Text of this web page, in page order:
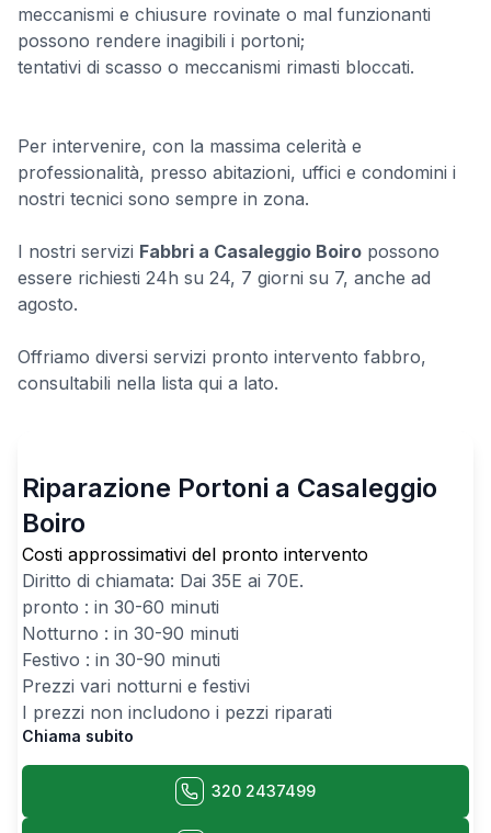
meccanismi e chiusure rovinate o mal funzionanti
possono rendere inagibili i portoni;
tentativi di scasso o meccanismi rimasti bloccati.
Per intervenire, con la massima celerità e
professionalità, presso abitazioni, uffici e condomini i
nostri tecnici sono sempre in zona.
I nostri servizi Fabbri a Casaleggio Boiro possono
essere richiesti 24h su 24, 7 giorni su 7, anche ad
agosto.
Offriamo diversi servizi pronto intervento fabbro,
consultabili nella lista qui a lato.
Riparazione Portoni a Casaleggio
Boiro
Costi approssimativi del pronto intervento
Diritto di chiamata: Dai 35E ai 70E.
pronto : in 30-60 minuti
Notturno : in 30-90 minuti
Festivo : in 30-90 minuti
Prezzi vari notturni e festivi
I prezzi non includono i pezzi riparati
Chiama subito
320 2437499